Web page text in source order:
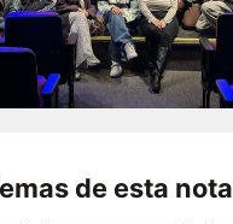
de esta nota